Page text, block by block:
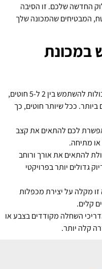
החדשה שלכם. זו הסיבה
המבטיחים שהמכונה שלך
במכונת
– מכונות אוברלוק יכולות להשתמש בין 2 ל-5 חוטים,
הנפוצים ביותר. ככל שיותר חוטים, כך
לכם להתאים את קצב
מתיחה.
להתאים את אורך ורוחב
גדולים יותר בפרויקטי
זו מקלה על יצירת מכפלות
קלים.
השחלה מקודדים בצבע או
קלה יותר.